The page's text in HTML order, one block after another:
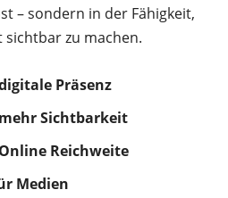
– sondern in der Fähigkeit,
zu machen.
Präsenz
Sichtbarkeit
Reichweite
Medien